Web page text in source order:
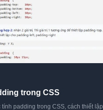
trong CSS
padding trong CSS, cách thiết